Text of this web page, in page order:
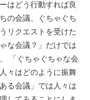
はどう行動すれば良
の会議、ぐちゃぐち
リクエストを受けた
な会議？」だけでは
「ぐちゃぐちゃな会
々はどのように振舞
る会議」では人々は